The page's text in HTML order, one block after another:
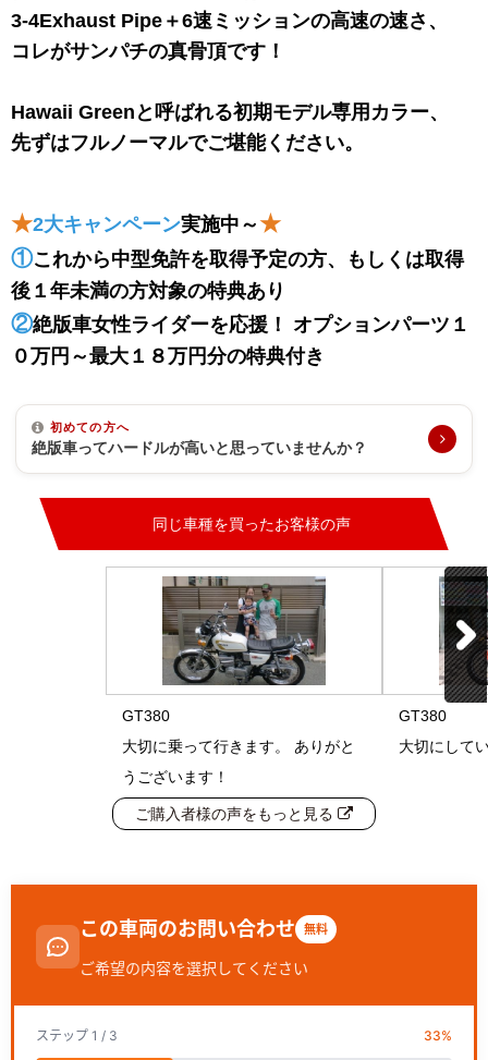
3-4Exhaust Pipe＋6速ミッションの高速の速さ、
コレがサンパチの真骨頂です！
Hawaii Greenと呼ばれる初期モデル専用カラー、
先ずはフルノーマルでご堪能ください。
★2大キャンペーン実施中～★
①これから中型免許を取得予定の方、もしくは取得
後１年未満の方対象の特典あり
②絶版車女性ライダーを応援！ オプションパーツ１
０万円～最大１８万円分の特典付き
初めての方へ
絶版車ってハードルが高いと思っていませんか？
同じ車種を買ったお客様の声
GT380
大切に乗って行きます。 ありがと
うございます！
GT380
大切にして
ご購入者様の声をもっと見る
この車両のお問い合わせ 無料
ご希望の内容を選択してください
ステップ 1 / 3 33%